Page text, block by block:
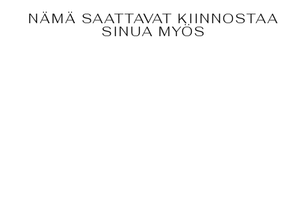
NÄMÄ SAATTAVAT KIINNOSTAA
SINUA MYÖS